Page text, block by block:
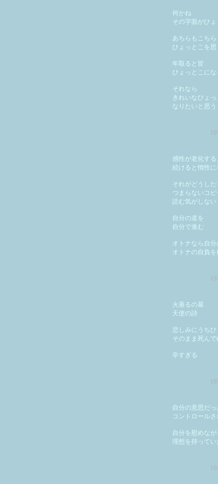
何かね
その字面がひ
あちらもこちら
ひょっとこを
年取ると皆
ひょっとこに
それなら
きれいなひょ
なりたいと思う
感性が老化す
続けると惰性に
それがどうした
つまらないコ
読む気がしない
自分の道を
自分で進む
オトナなら自
オトナの自負を
火垂るの墓
天使の詩
悲しみにうち
そのまま死ん
辛すぎる
自分の意思だ
コントロール
自分を慰めな
理想を持ってい